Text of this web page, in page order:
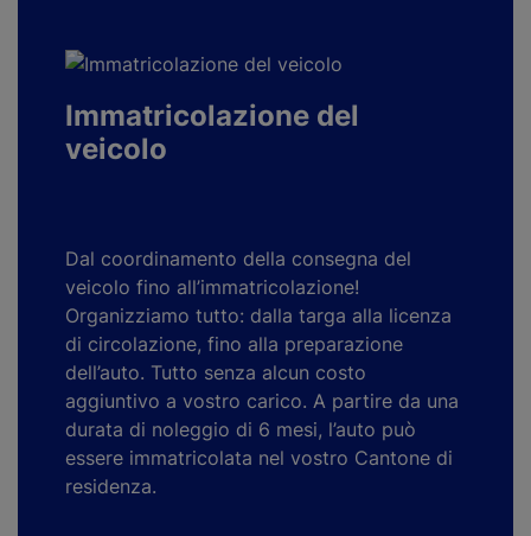
Immatricolazione del
veicolo
Dal coordinamento della consegna del
veicolo fino all’immatricolazione!
Organizziamo tutto: dalla targa alla licenza
di circolazione, fino alla preparazione
dell’auto. Tutto senza alcun costo
aggiuntivo a vostro carico. A partire da una
durata di noleggio di 6 mesi, l’auto può
essere immatricolata nel vostro Cantone di
residenza.